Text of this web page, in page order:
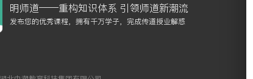
明师道——重构知识体系 引领师道新潮流
发布您的优秀课程，拥有千万学子，完成传道授业解惑